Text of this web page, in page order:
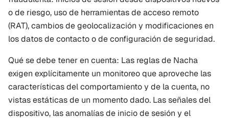
o de riesgo, uso de herramientas de acceso remoto
(RAT), cambios de geolocalización y modificaciones en
los datos de contacto o de configuración de seguridad.
Qué se debe tener en cuenta: Las reglas de Nacha
exigen explícitamente un monitoreo que aproveche las
características del comportamiento y de la cuenta, no
vistas estáticas de un momento dado. Las señales del
dispositivo, las anomalías de inicio de sesión y el